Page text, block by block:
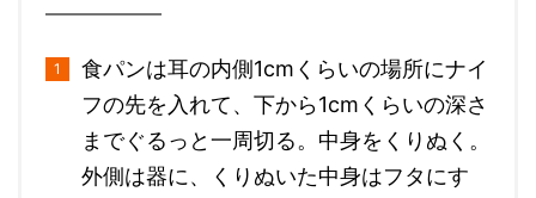
食パンは耳の内側1cmくらいの場所にナイ
フの先を入れて、下から1cmくらいの深さ
までぐるっと一周切る。中身をくりぬく。
外側は器に、くりぬいた中身はフタにす